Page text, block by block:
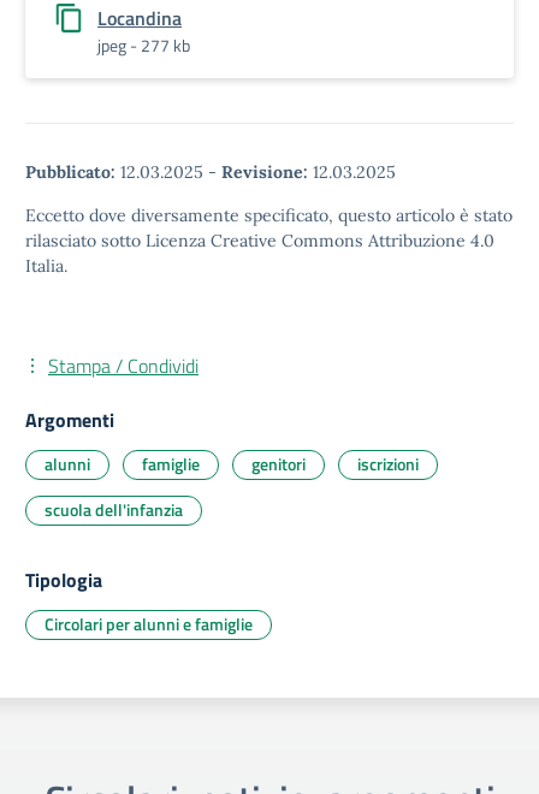
Locandina
jpeg - 277 kb
Pubblicato: 12.03.2025 - Revisione: 12.03.2025
Eccetto dove diversamente specificato, questo articolo è stato
rilasciato sotto Licenza Creative Commons Attribuzione 4.0
Italia.
Stampa / Condividi
Argomenti
alunni famiglie genitori
iscrizioni
scuola dell'infanzia
Tipologia
Circolari per alunni e famiglie